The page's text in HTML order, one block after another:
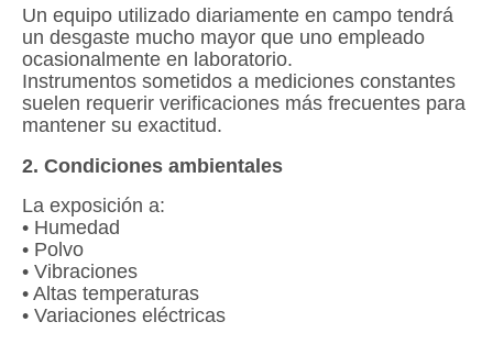
Un equipo utilizado diariamente en campo tendrá
un desgaste mucho mayor que uno empleado
ocasionalmente en laboratorio.
Instrumentos sometidos a mediciones constantes
suelen requerir verificaciones más frecuentes para
mantener su exactitud.
2. Condiciones ambientales
La exposición a:
• Humedad
• Polvo
• Vibraciones
• Altas temperaturas
• Variaciones eléctricas